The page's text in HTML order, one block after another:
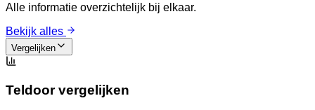
Alle informatie overzichtelijk bij elkaar.
Bekijk alles
Vergelijken
Teldoor vergelijken